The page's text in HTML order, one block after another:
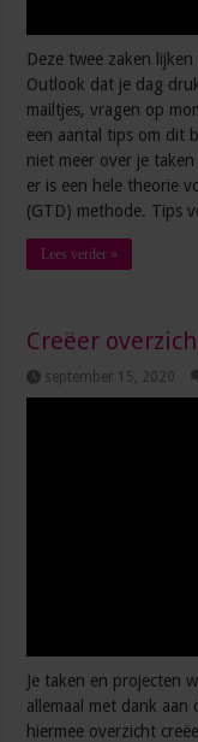
Deze twee zaken
Outlook dat je dag
mailtjes, vragen op
een aantal tips om dit
niet meer over je
er is een hele theorie
(GTD) methode. Tips
Lees verder »
Creëer
september 15, 2020
Je taken en projecten
allemaal met dank
hiermee overzicht